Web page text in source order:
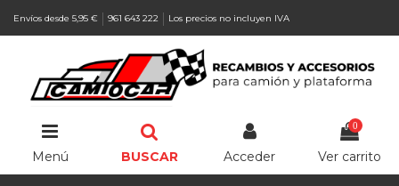
Envíos desde 5,95 € 961 643 222 Los precios no incluyen IVA
Menú BUSCAR Acceder
0
Ver carrito